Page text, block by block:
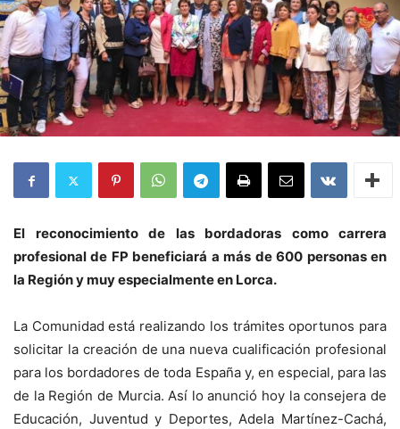
El reconocimiento de las bordadoras como carrera
profesional de FP beneficiará a más de 600 personas en
la Región y muy especialmente en Lorca.
La Comunidad está realizando los trámites oportunos para
solicitar la creación de una nueva cualificación profesional
para los bordadores de toda España y, en especial, para las
de la Región de Murcia. Así lo anunció hoy la consejera de
Educación, Juventud y Deportes, Adela Martínez-Cachá,